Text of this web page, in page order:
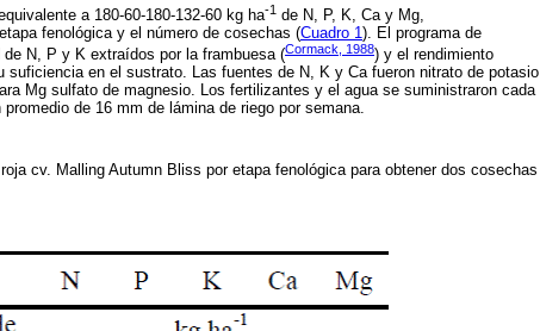
a 180-60-180-132-60 kg ha-1 de N, P, K, Ca y Mg,
fenológica y el número de cosechas (Cuadro 1 ). El programa de
N, P y K extraídos por la frambuesa (Cormack, 1988) y el rendimiento
en el sustrato. Las fuentes de N, K y Ca fueron nitrato de potasio
Mg sulfato de magnesio. Los fertilizantes y el agua se suministraron cada
de 16 mm de lámina de riego por semana.
cv. Malling Autumn Bliss por etapa fenológica para obtener dos cosechas